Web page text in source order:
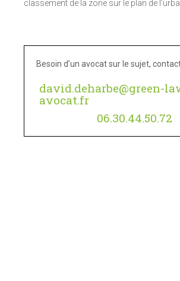
classement de la zone sur le plan de
Besoin d’un avocat sur le sujet,
david.deharbe@green-
avocat.fr
06.30.44.50.72